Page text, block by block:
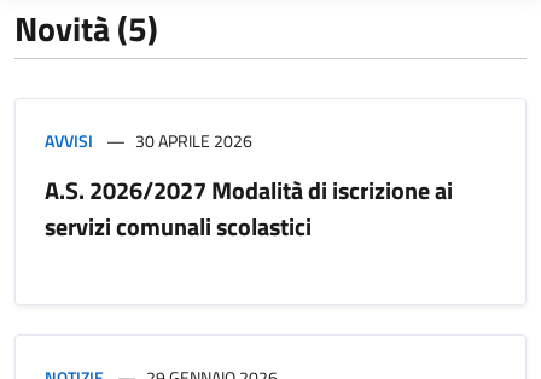
Novità (5)
AVVISI 30 APRILE 2026
A.S. 2026/2027 Modalità di iscrizione ai
servizi comunali scolastici